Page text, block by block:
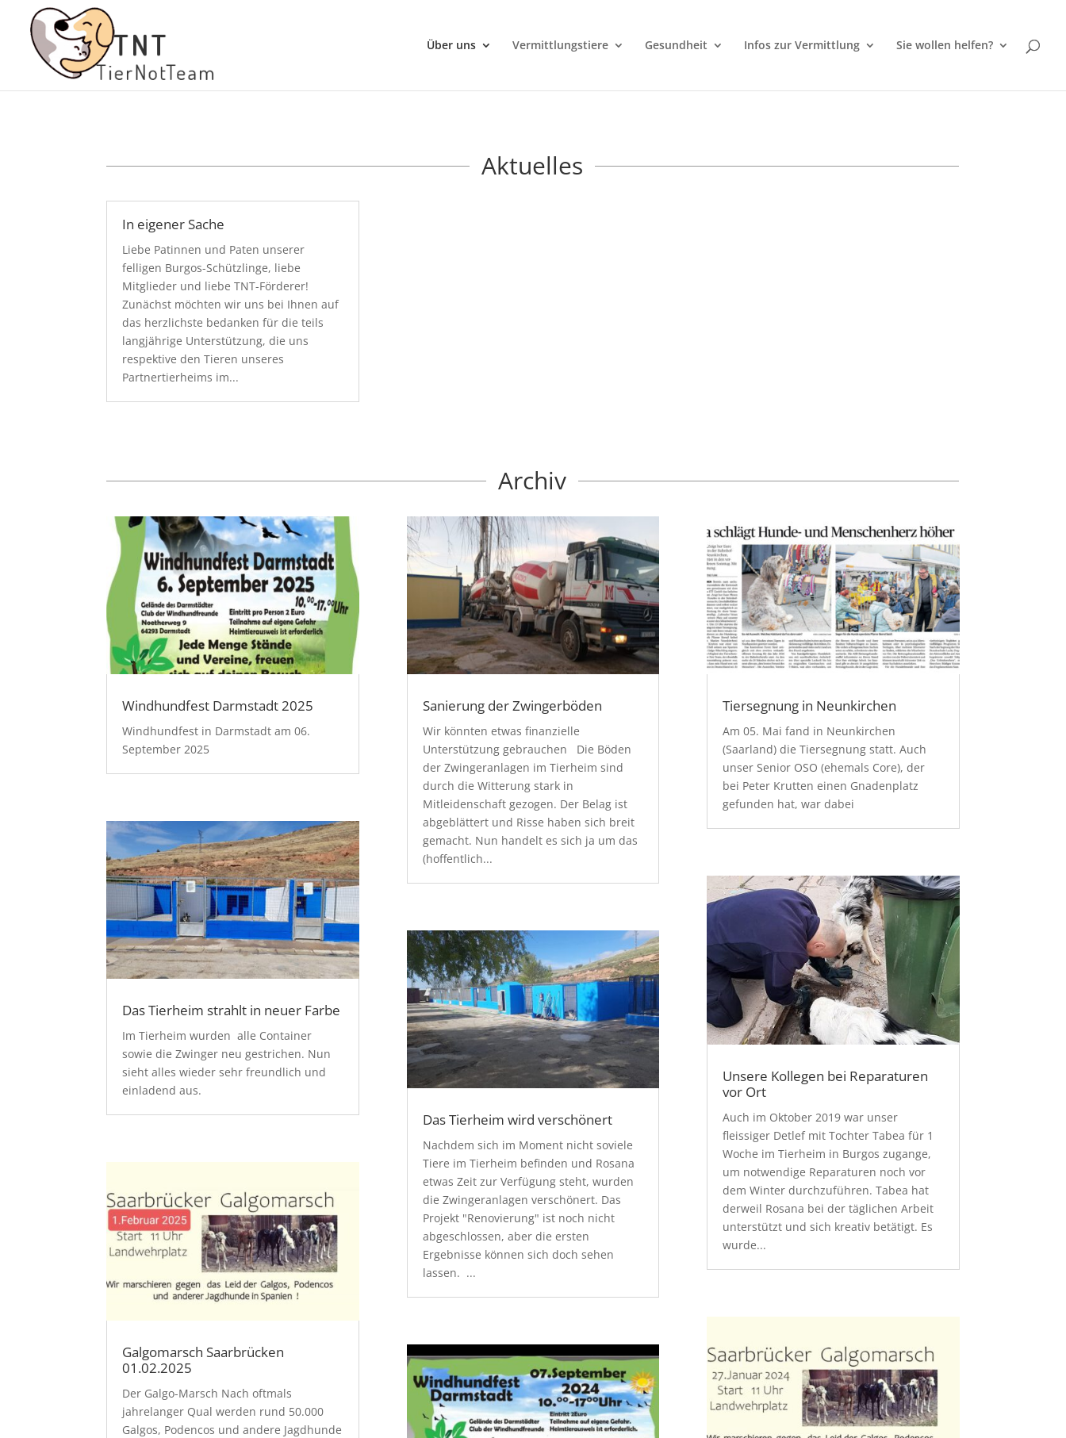
Über uns Vermittlungstiere Gesundheit Infos zur Vermittlung Sie wollen helfen?
Aktuelles
In eigener Sache
Liebe Patinnen und Paten unserer
felligen Burgos-Schützlinge, liebe
Mitglieder und liebe TNT-Förderer!
Zunächst möchten wir uns bei Ihnen auf
das herzlichste bedanken für die teils
langjährige Unterstützung, die uns
respektive den Tieren unseres
Partnertierheims im...
Archiv
Windhundfest Darmstadt 2025
Windhundfest in Darmstadt am 06.
September 2025
Das Tierheim strahlt in neuer Farbe
Im Tierheim wurden alle Container
sowie die Zwinger neu gestrichen. Nun
sieht alles wieder sehr freundlich und
einladend aus.
Galgomarsch Saarbrücken
01.02.2025
Der Galgo-Marsch Nach oftmals
jahrelanger Qual werden rund 50.000
Galgos, Podencos und andere Jagdhunde
Sanierung der Zwingerböden
Wir könnten etwas finanzielle
Unterstützung gebrauchen Die Böden
der Zwingeranlagen im Tierheim sind
durch die Witterung stark in
Mitleidenschaft gezogen. Der Belag ist
abgeblättert und Risse haben sich breit
gemacht. Nun handelt es sich ja um das
(hoffentlich...
Das Tierheim wird verschönert
Nachdem sich im Moment nicht soviele
Tiere im Tierheim befinden und Rosana
etwas Zeit zur Verfügung steht, wurden
die Zwingeranlagen verschönert. Das
Projekt "Renovierung" ist noch nicht
abgeschlossen, aber die ersten
Ergebnisse können sich doch sehen
lassen. ...
Tiersegnung in Neunkirchen
Am 05. Mai fand in Neunkirchen
(Saarland) die Tiersegnung statt. Auch
unser Senior OSO (ehemals Core), der
bei Peter Krutten einen Gnadenplatz
gefunden hat, war dabei
Unsere Kollegen bei Reparaturen
vor Ort
Auch im Oktober 2019 war unser
fleissiger Detlef mit Tochter Tabea für 1
Woche im Tierheim in Burgos zugange,
um notwendige Reparaturen noch vor
dem Winter durchzuführen. Tabea hat
derweil Rosana bei der täglichen Arbeit
unterstützt und sich kreativ betätigt. Es
wurde...